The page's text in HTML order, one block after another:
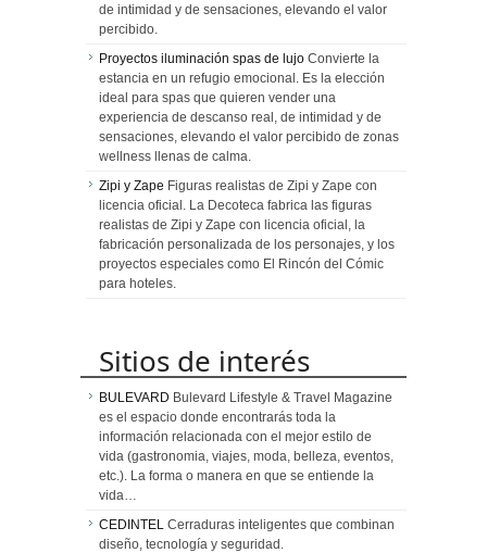
de intimidad y de sensaciones, elevando el valor
percibido.
Proyectos iluminación spas de lujo Convierte la
estancia en un refugio emocional. Es la elección
ideal para spas que quieren vender una
experiencia de descanso real, de intimidad y de
sensaciones, elevando el valor percibido de zonas
wellness llenas de calma.
Zipi y Zape Figuras realistas de Zipi y Zape con
licencia oficial. La Decoteca fabrica las figuras
realistas de Zipi y Zape con licencia oficial, la
fabricación personalizada de los personajes, y los
proyectos especiales como El Rincón del Cómic
para hoteles.
Sitios de interés
BULEVARD Bulevard Lifestyle & Travel Magazine
es el espacio donde encontrarás toda la
información relacionada con el mejor estilo de
vida (gastronomia, viajes, moda, belleza, eventos,
etc.). La forma o manera en que se entiende la
vida…
CEDINTEL Cerraduras inteligentes que combinan
diseño, tecnología y seguridad.